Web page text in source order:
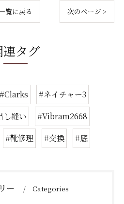
覧に戻る 次のページ >
連タグ
#Clarks
#ネイチャー3
し縫い
#Vibram2668
#靴修理 #交換 #底
ー Categories